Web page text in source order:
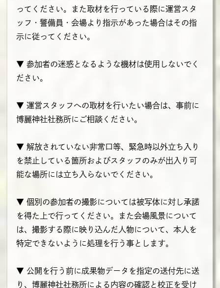
ってください。また取材を行っている際に運営スタ
ッフ・警備員・会場より指示があった場合はその指
示に従ってください。
▼ 参加者の迷惑となるような機材は使用しないでく
ださい。
▼ 運営スタッフへの取材を行いたい場合は、事前に
博麗神社社務所にご相談ください。
▼ 解放されていない非常口等、緊急時以外立ち入り
を禁止している箇所およびスタッフのみが出入り可
能な場所には立ち入らないでください。
▼ 個別の参加者の撮影については被写体に対し承諾
を得た上で行ってください。また会場風景について
は、撮影する際に映り込んだ人物について、本人を
特定できないように処理を行う事とします。
▼ 公開を行う前に成果物データを指定の送付先に送
り、博麗神社社務所による内容の確認と校正を受け